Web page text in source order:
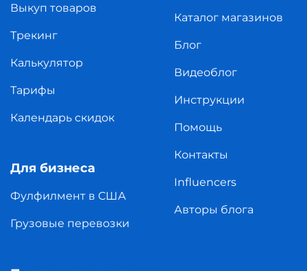
Выкуп товаров
Трекинг
Калькулятор
Тарифы
Календарь скидок
Для бизнеса
Фулфилмент в США
Грузовые перевозки
Каталог магазинов
Блог
Видеоблог
Инструкции
Помощь
Контакты
Influencers
Авторы блога